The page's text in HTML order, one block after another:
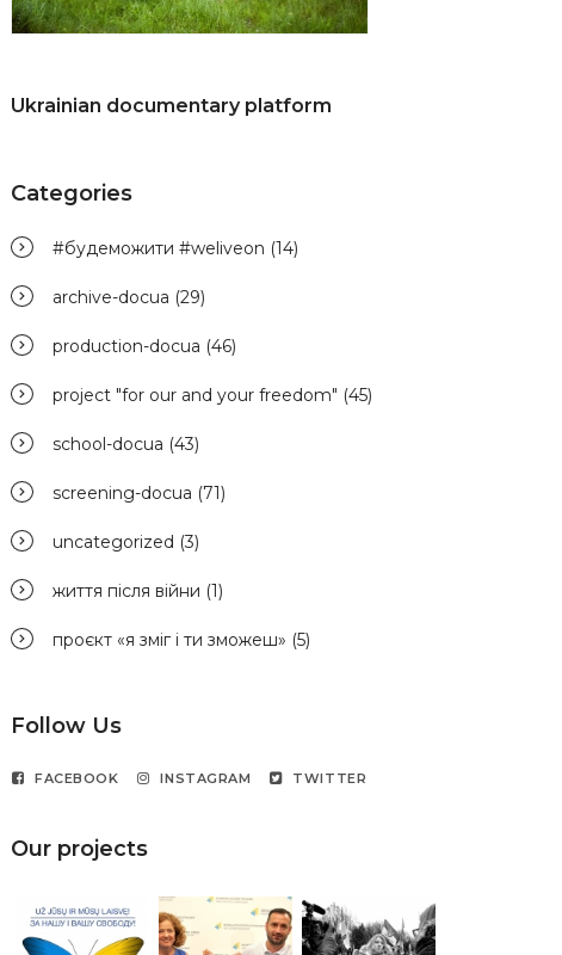
Ukrainian documentary platform
Categories
#будеможити #weliveon (14)
archive-docua (29)
production-docua (46)
project "for our and your freedom" (45)
school-docua (43)
screening-docua (71)
uncategorized (3)
життя після війни (1)
проєкт «я зміг і ти зможеш» (5)
Follow Us
FACEBOOK INSTAGRAM TWITTER
Our projects